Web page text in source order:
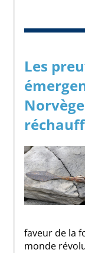
Les
faveur de la
monde